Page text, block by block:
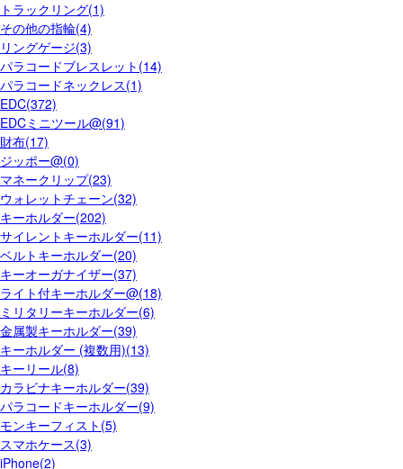
トラックリング(1)
その他の指輪(4)
リングゲージ(3)
パラコードブレスレット(14)
パラコードネックレス(1)
EDC(372)
EDCミニツール@(91)
財布(17)
ジッポー@(0)
マネークリップ(23)
ウォレットチェーン(32)
キーホルダー(202)
サイレントキーホルダー(11)
ベルトキーホルダー(20)
キーオーガナイザー(37)
ライト付キーホルダー@(18)
ミリタリーキーホルダー(6)
金属製キーホルダー(39)
キーホルダー (複数用)(13)
キーリール(8)
カラビナキーホルダー(39)
パラコードキーホルダー(9)
モンキーフィスト(5)
スマホケース(3)
iPhone(2)